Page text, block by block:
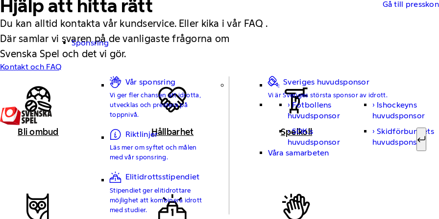
Gå till
Sponsring
Vår sponsring
Vi ger fler chansen att idrotta,
utvecklas och prestera på
toppnivå.
Riktlinjer
Läs mer om syftet och målen
med vår sponsring.
Elitidrottsstipendiet
Stipendiet ger elitidrottare
möjlighet att kombinera idrott
med studier.
Sveriges huvudsponsor
Vi är Sveriges största sponsor av idrott.
Fotbollens
huvudsponsor
Ishockeyns
huvudsponsor
SOK:s
huvudsponsor
Skidförbundets
huvudsponsor
Våra samarbeten
Sök
Hjälp att hitta rätt
Du kan alltid kontakta vår kundservice. Eller kika i vår FAQ .
Där samlar vi svaren på de vanligaste frågorna om
Svenska Spel och det vi gör.
Kontakt och FAQ
Bli ombud Hållbarhet Spelkoll